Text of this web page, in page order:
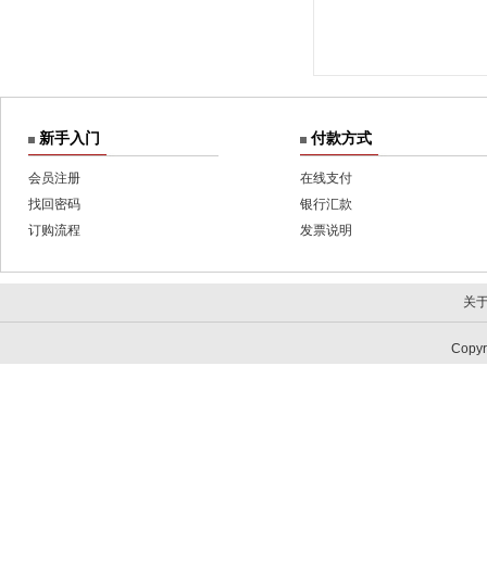
新手入门
会员注册
找回密码
订购流程
付款方式
在线支付
银行汇款
发票说明
关